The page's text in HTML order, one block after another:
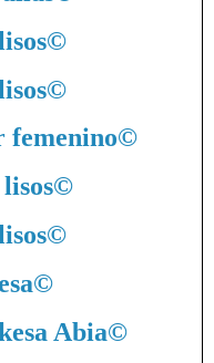
©
©
femenino©
©
©
©
Abia©